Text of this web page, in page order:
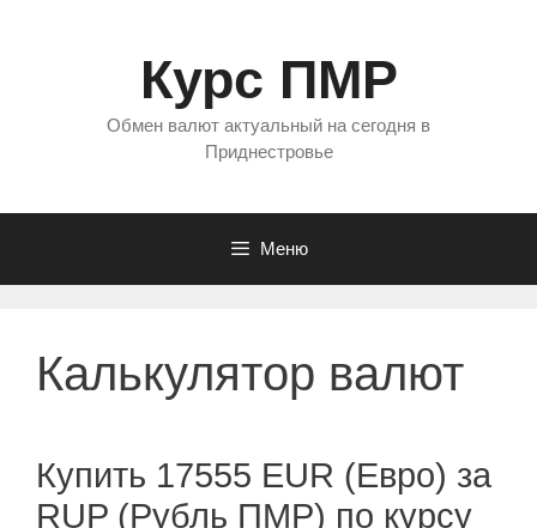
Курс ПМР
Обмен валют актуальный на сегодня в
Приднестровье
Меню
Калькулятор валют
Купить 17555 EUR (Евро) за
RUP (Рубль ПМР) по курсу